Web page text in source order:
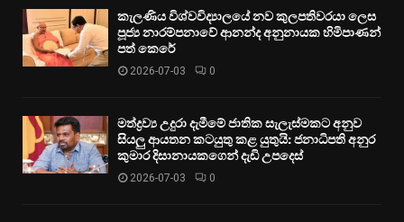
කැලණිය විශ්වවිද්‍යාලයේ නව කුලපතිවරයා ලෙස
පූජ්‍ය නාරම්පනාවේ ආනන්ද අනුනායක හිමිපාණන්
පත් කෙරේ
2026-07-03 0
මත්ද්‍රව්‍ය උදුරා දැමීමේ ජාතික සැලැස්මකට අනුව
සියලු ආයතන කටයුතු කළ යුතුයි: ජනාධිපති අනුර
කුමාර දිසානායකගෙන් දැඩි උපදෙස්
2026-07-03 0